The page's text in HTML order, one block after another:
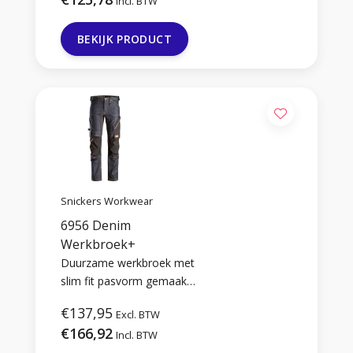
44 t/m 70 en in 2
verschillende kleuren.
BEKIJK PRODUCT
Snickers Workwear
6956 Denim
Werkbroek+
Duurzame werkbroek met
slim fit pasvorm gemaakt
€137,95 Excl. BTW
€166,92 Incl. BTW